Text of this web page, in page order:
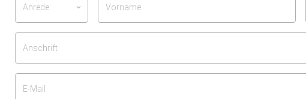
Anrede keyboard_arrow_down